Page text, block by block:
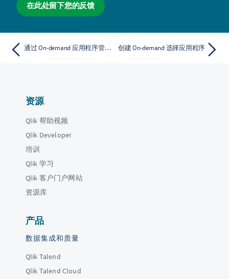
在此处留下您的反馈
通过 On-demand 应用程序管理大数据 创建 On-demand 选择应用程序
资源
Qlik 帮助视频
Qlik Developer
培训
Qlik 学习
Qlik 客户门户网站
资源库
产品
数据集成和质量
Qlik Talend
Qlik Talend Cloud